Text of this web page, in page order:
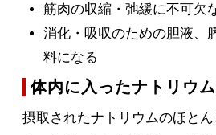
筋肉の収縮・弛緩に不可欠
消化・吸収のための胆液、
料になる
体内に入ったナトリウ
摂取されたナトリウムのほと